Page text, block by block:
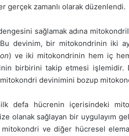
gerçek zamanlı olarak düzenlendi.
sağlamak adına
Bu devinim, bir mitokondrinin iki
) ve iki mitokondrinin hem iç hem
birbirini takip etmesi işlemidir.
devinimini bozup
ilk defa hücrenin içerisindeki
olanak sağlayan bir uygulayım
ve diğer hücresel